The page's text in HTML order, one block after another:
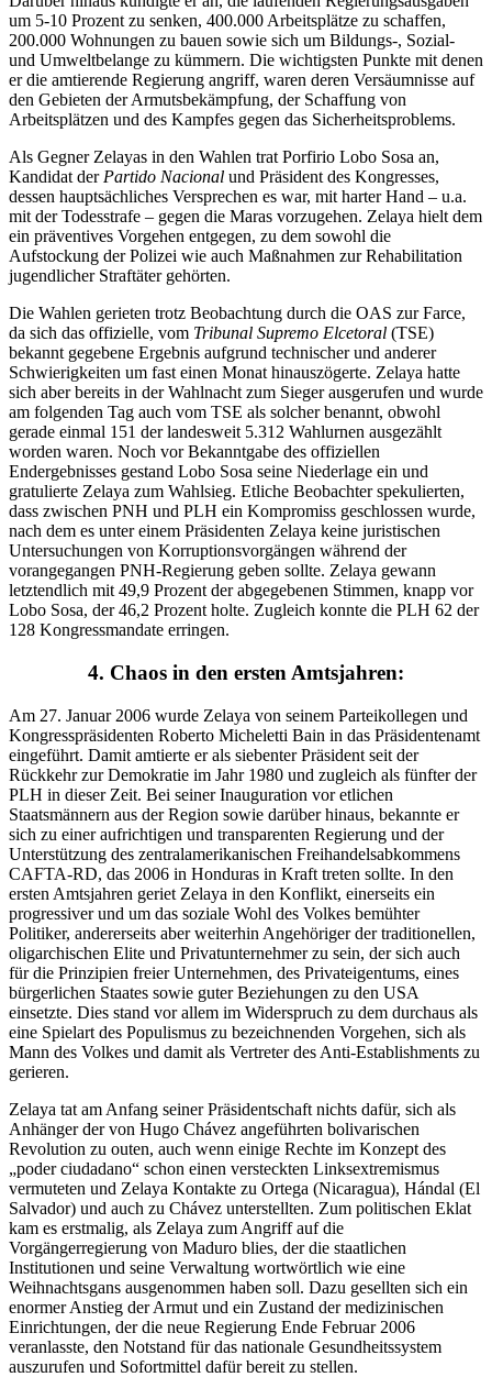
um 5-10 Prozent zu senken, 400.000 Arbeitsplätze zu schaffen,
200.000 Wohnungen zu bauen sowie sich um Bildungs-, Sozial-
und Umweltbelange zu kümmern. Die wichtigsten Punkte mit denen
er die amtierende Regierung angriff, waren deren Versäumnisse auf
den Gebieten der Armutsbekämpfung, der Schaffung von
Arbeitsplätzen und des Kampfes gegen das Sicherheitsproblems.
Als Gegner Zelayas in den Wahlen trat Porfirio Lobo Sosa an,
Kandidat der Partido Nacional und Präsident des Kongresses,
dessen hauptsächliches Versprechen es war, mit harter Hand – u.a.
mit der Todesstrafe – gegen die Maras vorzugehen. Zelaya hielt dem
ein präventives Vorgehen entgegen, zu dem sowohl die
Aufstockung der Polizei wie auch Maßnahmen zur Rehabilitation
jugendlicher Straftäter gehörten.
Die Wahlen gerieten trotz Beobachtung durch die OAS zur Farce,
da sich das offizielle, vom Tribunal Supremo Elcetoral (TSE)
bekannt gegebene Ergebnis aufgrund technischer und anderer
Schwierigkeiten um fast einen Monat hinauszögerte. Zelaya hatte
sich aber bereits in der Wahlnacht zum Sieger ausgerufen und wurde
am folgenden Tag auch vom TSE als solcher benannt, obwohl
gerade einmal 151 der landesweit 5.312 Wahlurnen ausgezählt
worden waren. Noch vor Bekanntgabe des offiziellen
Endergebnisses gestand Lobo Sosa seine Niederlage ein und
gratulierte Zelaya zum Wahlsieg. Etliche Beobachter spekulierten,
dass zwischen PNH und PLH ein Kompromiss geschlossen wurde,
nach dem es unter einem Präsidenten Zelaya keine juristischen
Untersuchungen von Korruptionsvorgängen während der
vorangegangen PNH-Regierung geben sollte. Zelaya gewann
letztendlich mit 49,9 Prozent der abgegebenen Stimmen, knapp vor
Lobo Sosa, der 46,2 Prozent holte. Zugleich konnte die PLH 62 der
128 Kongressmandate erringen.
4. Chaos in den ersten Amtsjahren:
Am 27. Januar 2006 wurde Zelaya von seinem Parteikollegen und
Kongresspräsidenten Roberto Micheletti Bain in das Präsidentenamt
eingeführt. Damit amtierte er als siebenter Präsident seit der
Rückkehr zur Demokratie im Jahr 1980 und zugleich als fünfter der
PLH in dieser Zeit. Bei seiner Inauguration vor etlichen
Staatsmännern aus der Region sowie darüber hinaus, bekannte er
sich zu einer aufrichtigen und transparenten Regierung und der
Unterstützung des zentralamerikanischen Freihandelsabkommens
CAFTA-RD, das 2006 in Honduras in Kraft treten sollte. In den
ersten Amtsjahren geriet Zelaya in den Konflikt, einerseits ein
progressiver und um das soziale Wohl des Volkes bemühter
Politiker, andererseits aber weiterhin Angehöriger der traditionellen,
oligarchischen Elite und Privatunternehmer zu sein, der sich auch
für die Prinzipien freier Unternehmen, des Privateigentums, eines
bürgerlichen Staates sowie guter Beziehungen zu den USA
einsetzte. Dies stand vor allem im Widerspruch zu dem durchaus als
eine Spielart des Populismus zu bezeichnenden Vorgehen, sich als
Mann des Volkes und damit als Vertreter des Anti-Establishments zu
gerieren.
Zelaya tat am Anfang seiner Präsidentschaft nichts dafür, sich als
Anhänger der von Hugo Chávez angeführten bolivarischen
Revolution zu outen, auch wenn einige Rechte im Konzept des
„poder ciudadano“ schon einen versteckten Linksextremismus
vermuteten und Zelaya Kontakte zu Ortega (Nicaragua), Hándal (El
Salvador) und auch zu Chávez unterstellten. Zum politischen Eklat
kam es erstmalig, als Zelaya zum Angriff auf die
Vorgängerregierung von Maduro blies, der die staatlichen
Institutionen und seine Verwaltung wortwörtlich wie eine
Weihnachtsgans ausgenommen haben soll. Dazu gesellten sich ein
enormer Anstieg der Armut und ein Zustand der medizinischen
Einrichtungen, der die neue Regierung Ende Februar 2006
veranlasste, den Notstand für das nationale Gesundheitssystem
auszurufen und Sofortmittel dafür bereit zu stellen.